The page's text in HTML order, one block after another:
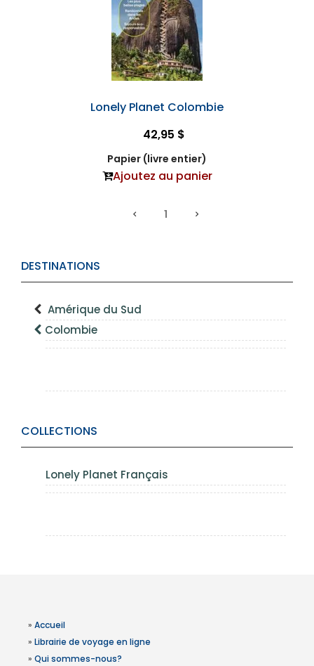
DESTINATIONS
Amérique du Sud
Colombie
COLLECTIONS
Lonely Planet Français
Lonely Planet Colombie
42,95 $
Papier (livre entier)
Ajoutez au panier
1
» Accueil
» Librairie de voyage en ligne
» Qui sommes-nous?